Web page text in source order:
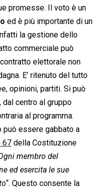
promesse. Il voto è un
ed è più importante di un
la gestione dello
commerciale può
elettorale non
E’ ritenuto del tutto
opinioni, partiti. Si può
centro al gruppo
al programma.
può essere gabbato a
67 della Costituzione
membro del
ed esercita le sue
“. Questo consente la